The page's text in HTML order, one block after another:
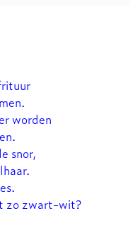
worden
snor,
zo zwart-wit?